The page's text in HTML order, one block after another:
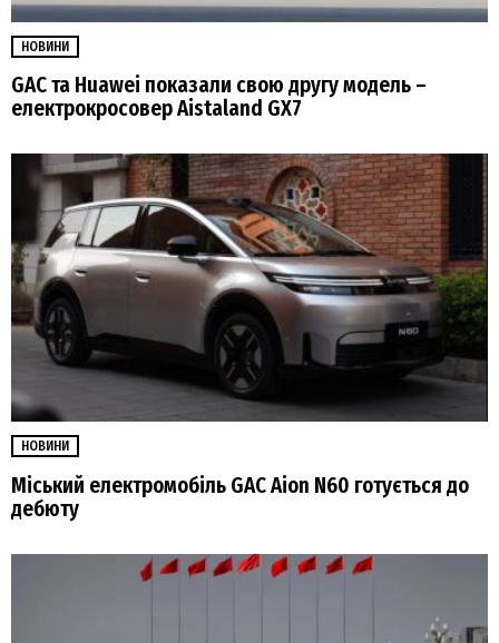
НОВИНИ
GAC та Huawei показали свою другу модель –
електрокросовер Aistaland GX7
НОВИНИ
Міський електромобіль GAC Aion N60 готується до
дебюту